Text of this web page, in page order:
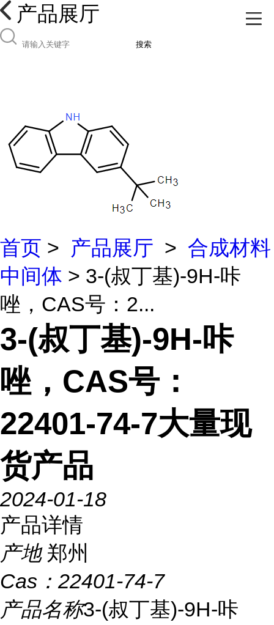
产品展厅
搜索
首页 > 产品展厅 > 合成材料
中间体 > 3-(叔丁基)-9H-咔
唑，CAS号：2...
3-(叔丁基)-9H-咔
唑，CAS号：
22401-74-7大量现
货产品
2024-01-18
产品详情
产地 郑州
Cas： 22401-74-7
产品名称3-(叔丁基)-9H-咔